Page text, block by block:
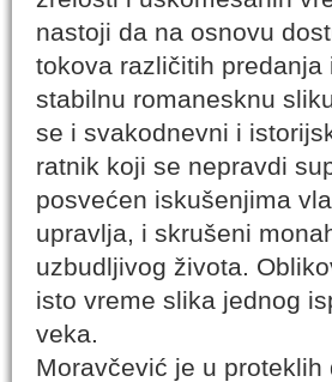
nastoji da na osnovu
tokova različitih
stabilnu romanesknu
se i svakodnevni i
ratnik koji se nepravdi
posvećen iskušenjima
upravlja, i skrušeni
uzbudljivog života.
isto vreme slika jednog
veka.
Moravčević je u